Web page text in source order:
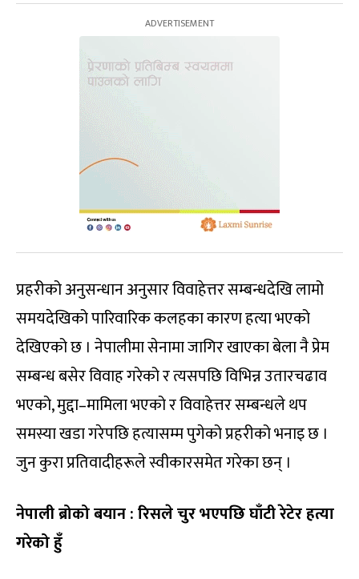
प्रहरीको अनुसन्धान अनुसार विवाहेत्तर सम्बन्धदेखि लामो
समयदेखिको पारिवारिक कलहका कारण हत्या भएको
देखिएको छ । नेपालीमा सेनामा जागिर खाएका बेला नै प्रेम
सम्बन्ध बसेर विवाह गरेको र त्यसपछि विभिन्न उतारचढाव
भएको, मुद्दा–मामिला भएको र विवाहेत्तर सम्बन्धले थप
समस्या खडा गरेपछि हत्यासम्म पुगेको प्रहरीको भनाइ छ ।
जुन कुरा प्रतिवादीहरूले स्वीकारसमेत गरेका छन् ।
नेपाली ब्रोको बयान : रिसले चुर भएपछि घाँटी रेटेर हत्या
गरेको हुँ